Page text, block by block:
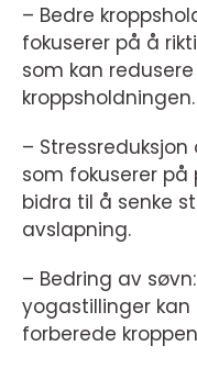
– Bedre
fokuserer på å
som kan
kroppsholdningen.
–
som fokuserer
bidra til å senke
avslapning.
– Bedring av
yogastillinger
forberede